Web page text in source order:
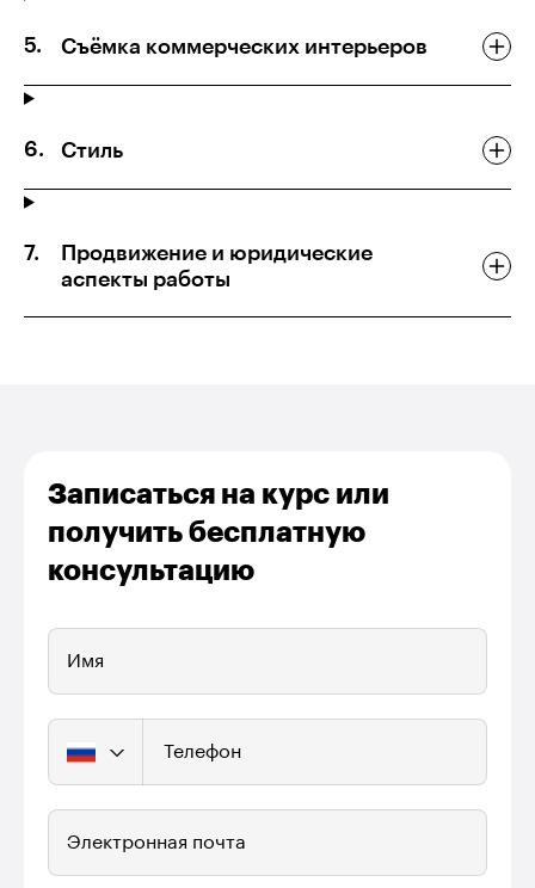
Съёмка коммерческих интерьеров
Стиль
Продвижение и юридические
аспекты работы
Записаться на курс или
получить бесплатную
консультацию
Имя
Телефон
Электронная почта